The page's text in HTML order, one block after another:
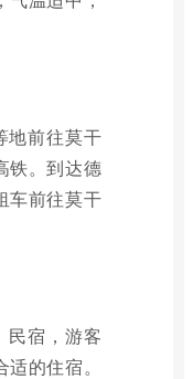
地前往莫干
铁。到达德
车前往莫干
民宿，游客
的住宿。